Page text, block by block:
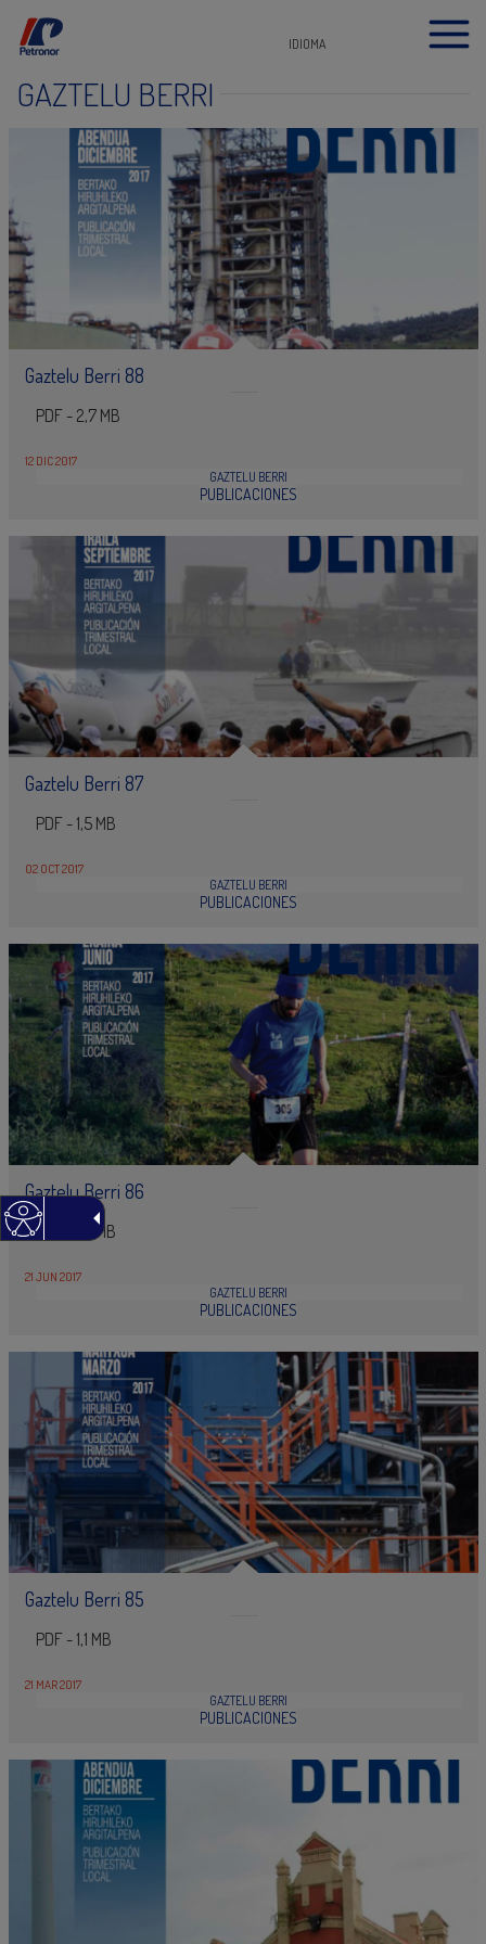
IDIOMA
GAZTELU BERRI
Gaztelu Berri 88
PDF - 2,7 MB
12 DIC 2017
GAZTELU BERRI
PUBLICACIONES
Gaztelu Berri 87
PDF - 1,5 MB
02 OCT 2017
GAZTELU BERRI
PUBLICACIONES
Gaztelu Berri 86
PDF - 1,2 MB
21 JUN 2017
GAZTELU BERRI
PUBLICACIONES
Gaztelu Berri 85
PDF - 1,1 MB
21 MAR 2017
GAZTELU BERRI
PUBLICACIONES